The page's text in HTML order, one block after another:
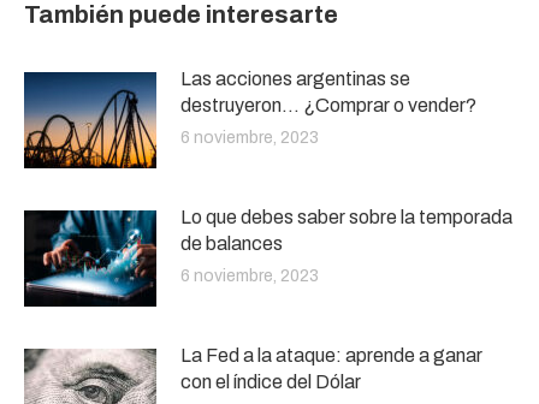
También puede interesarte
Las acciones argentinas se
destruyeron… ¿Comprar o vender?
6 noviembre, 2023
Lo que debes saber sobre la temporada
de balances
6 noviembre, 2023
La Fed a la ataque: aprende a ganar
con el índice del Dólar